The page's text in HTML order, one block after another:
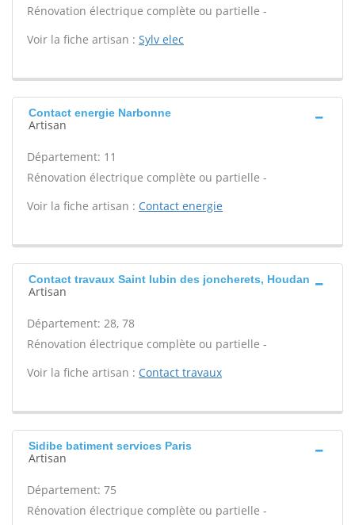
Rénovation électrique complète ou partielle -
Voir la fiche artisan : Sylv elec
Contact energie Narbonne
Artisan
Département: 11
Rénovation électrique complète ou partielle -
Voir la fiche artisan : Contact energie
Contact travaux Saint lubin des joncherets, Houdan
Artisan
Département: 28, 78
Rénovation électrique complète ou partielle -
Voir la fiche artisan : Contact travaux
Sidibe batiment services Paris
Artisan
Département: 75
Rénovation électrique complète ou partielle -